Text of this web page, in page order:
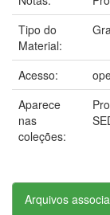
Tipo do
Material:
Acesso:
Aparece
nas
coleções:
Arquivos